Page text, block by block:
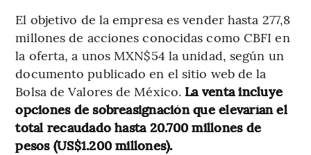
El objetivo de la empresa es vender hasta 277,8
millones de acciones conocidas como CBFI en
la oferta, a unos MXN$54 la unidad, según un
documento publicado en el sitio web de la
Bolsa de Valores de México. La venta incluye
opciones de sobreasignación que elevarían el
total recaudado hasta 20.700 millones de
pesos (US$1.200 millones).